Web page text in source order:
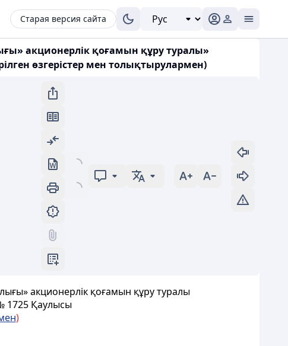
Старая версия сайта
акционерлік қоғамын құру туралы»
өзгерістер мен толықтырулармен)
акционерлік қоғамын құру туралы
1725 Қаулысы
)